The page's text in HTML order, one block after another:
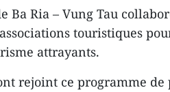
Ba Ria – Vung Tau
touristiques
attrayants.
rejoint ce programme de